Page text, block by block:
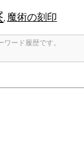
魔術の刻印
ード履歴です。